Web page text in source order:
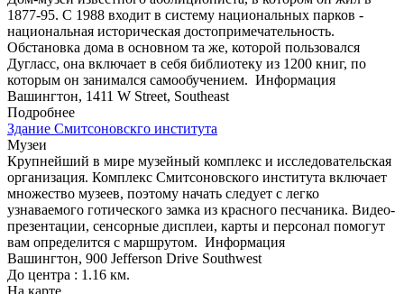
1877-95. С 1988 входит в систему национальных парков -
национальная историческая достопримечательность.
Обстановка дома в основном та же, которой пользовался
Дугласс, она включает в себя библиотеку из 1200 книг, по
которым он занимался самообучением. Информация
Вашингтон, 1411 W Street, Southeast
Подробнее
Здание Смитсоновскго института
Музеи
Крупнейший в мире музейный комплекс и исследовательская
организация. Комплекс Смитсоновского института включает
множество музеев, поэтому начать следует с легко
узнаваемого готического замка из красного песчаника. Видео-
презентации, сенсорные дисплеи, карты и персонал помогут
вам определится с маршрутом. Информация
Вашингтон, 900 Jefferson Drive Southwest
До центра : 1.16 км.
На карте